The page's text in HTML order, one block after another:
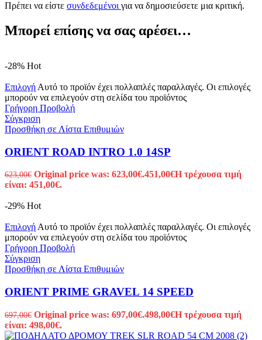
Πρέπει να είστε συνδεδεμένοι για να δημοσιεύσετε μια κριτική.
Μπορεί επίσης να σας αρέσει…
-28% Hot
Επιλογή Αυτό το προϊόν έχει πολλαπλές παραλλαγές. Οι επιλογές
μπορούν να επιλεγούν στη σελίδα του προϊόντος
Γρήγορη Προβολή
Σύγκριση
Προσθήκη σε Λίστα Επιθυμιών
ORIENT ROAD INTRO 1.0 14SP
623,00€ Original price was: 623,00€.451,00€Η τρέχουσα τιμή
είναι: 451,00€.
-29% Hot
ΕπιλογήΑυτό το προϊόν έχει πολλαπλές παραλλαγές. Οι επιλογές
μπορούν να επιλεγούν στη σελίδα του προϊόντος
Γρήγορη Προβολή
Σύγκριση
Προσθήκη σε Λίστα Επιθυμιών
ORIENT PRIME GRAVEL 14 SPEED
697,00€ Original price was: 697,00€.498,00€Η τρέχουσα τιμή
είναι: 498,00€.